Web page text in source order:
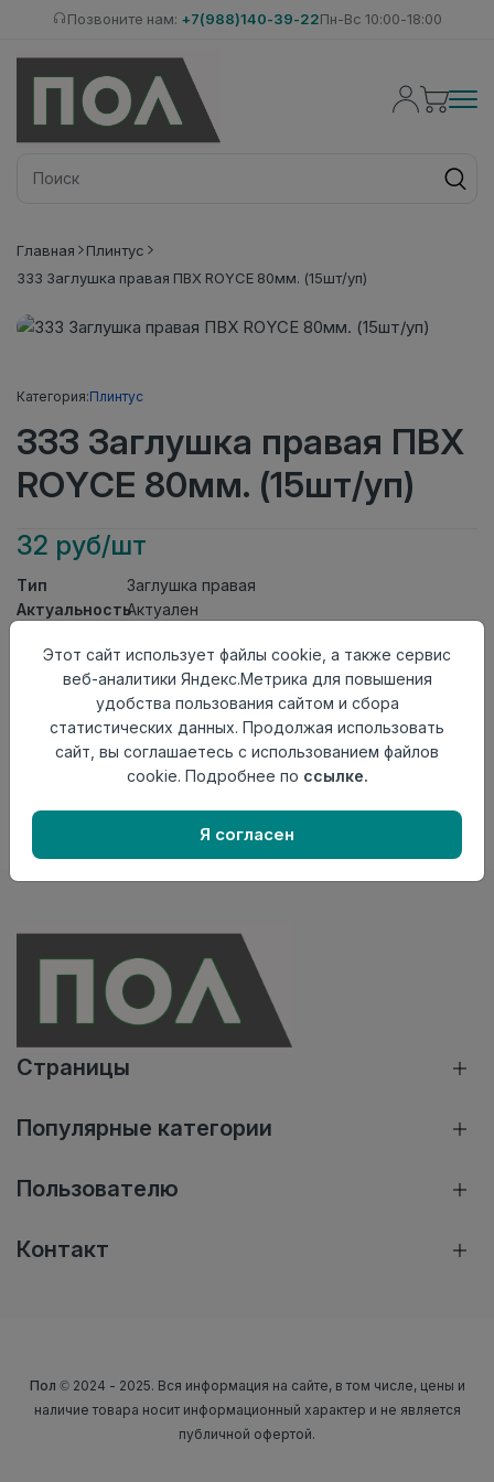
Позвоните нам: +7(988)140-39-22Пн-Вс 10:00-18:00
Главная
Плинтус
333 Заглушка правая ПВХ ROYCE 80мм. (15шт/уп)
Категория:Плинтус
333 Заглушка правая ПВХ
ROYCE 80мм. (15шт/уп)
32 руб/шт
Тип
Заглушка правая
АктуальностьАктуален
Осталось54 шт
Добавить в корзину
Внимание! Внешний вид товара может отличаться от
представленного на настоящем сайте. Проверяйте
в момент приобретения товара.
Страницы
Популярные категории
Пользователю
Контакт
Пол © 2024 - 2025. Вся информация на сайте, в том числе, цены и
наличие товара носит информационный характер и не является
публичной офертой.
Этот сайт использует файлы cookie, а также сервис
веб-аналитики Яндекс.Метрика для повышения
удобства пользования сайтом и сбора
статистических данных. Продолжая использовать
сайт, вы соглашаетесь с использованием файлов
cookie. Подробнее по ссылке.
Я согласен